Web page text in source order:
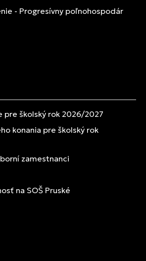
- Progresívny poľnohospodár
pre školský rok 2026/2027
konania pre školský rok
zamestnanci
na SOŠ Pruské